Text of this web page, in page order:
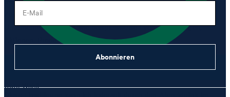
Zusammenhang mit Produkten, Angeboten und Leistungen der
Unternehmensgruppe, wie beispielsweise Event-Einladungen,
Aktionen, Produkt-Promotions zuzusenden.
Gute Wahl!
E-Mail
Abonnieren